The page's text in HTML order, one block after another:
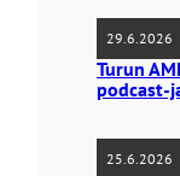
29.6.2026
Turun
podcast-
25.6.2026